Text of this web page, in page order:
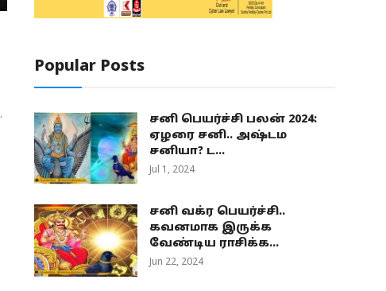
Popular Posts
சனி பெயர்ச்சி பலன் 2024:
ஏழரை சனி.. அஷ்டம
சனியா? ட...
Jul 1, 2024
சனி வக்ர பெயர்ச்சி..
கவனமாக இருக்க
வேண்டிய ராசிக்க...
Jun 22, 2024